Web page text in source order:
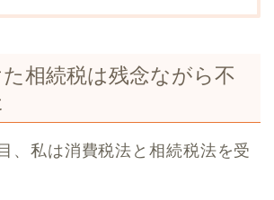
相続税は残念ながら不
、私は消費税法と相続税法を受